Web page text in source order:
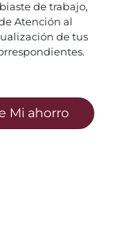
de trabajo,
Atención al
de tus
Mi ahorro